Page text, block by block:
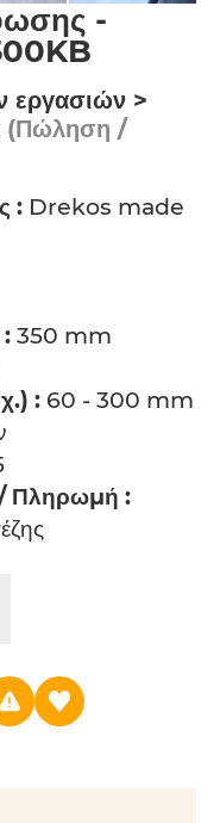
-
εργασιών >
(Πώληση /
: Drekos made
350 mm
: 60 - 300 mm
Πληρωμή :